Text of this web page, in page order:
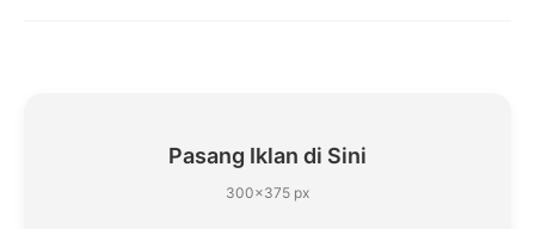
Pasang Iklan di Sini
300×375 px